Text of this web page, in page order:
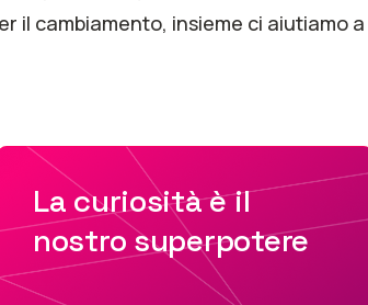
il cambiamento, insieme ci aiutiamo
La curiosità è il
nostro superpotere